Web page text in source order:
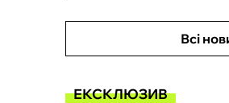
Всі
ЕКСКЛЮЗИВ